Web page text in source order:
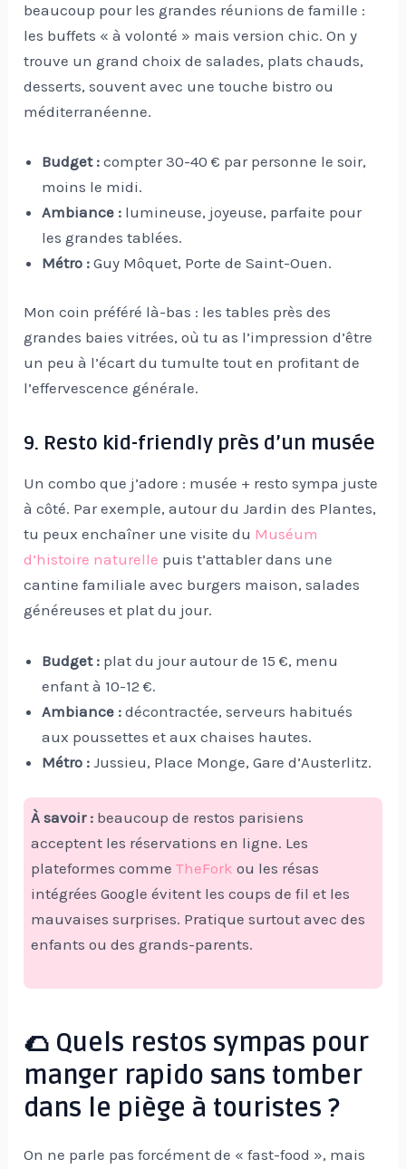
beaucoup pour les grandes réunions de famille :
les buffets « à volonté » mais version chic. On y
trouve un grand choix de salades, plats chauds,
desserts, souvent avec une touche bistro ou
méditerranéenne.
Budget : compter 30-40 € par personne le soir,
moins le midi.
Ambiance : lumineuse, joyeuse, parfaite pour
les grandes tablées.
Métro : Guy Môquet, Porte de Saint-Ouen.
Mon coin préféré là-bas : les tables près des
grandes baies vitrées, où tu as l’impression d’être
un peu à l’écart du tumulte tout en profitant de
l’effervescence générale.
9. Resto kid-friendly près d’un musée
Un combo que j’adore : musée + resto sympa juste
à côté. Par exemple, autour du Jardin des Plantes,
tu peux enchaîner une visite du Muséum
d’histoire naturelle puis t’attabler dans une
cantine familiale avec burgers maison, salades
généreuses et plat du jour.
Budget : plat du jour autour de 15 €, menu
enfant à 10-12 €.
Ambiance : décontractée, serveurs habitués
aux poussettes et aux chaises hautes.
Métro : Jussieu, Place Monge, Gare d’Austerlitz.
À savoir : beaucoup de restos parisiens
acceptent les réservations en ligne. Les
plateformes commeTheFork ou les résas
intégrées Google évitent les coups de fil et les
mauvaises surprises. Pratique surtout avec des
enfants ou des grands-parents.
🌮 Quels restos sympas pour
manger rapido sans tomber
dans le piège à touristes ?
On ne parle pas forcément de « fast-food », mais